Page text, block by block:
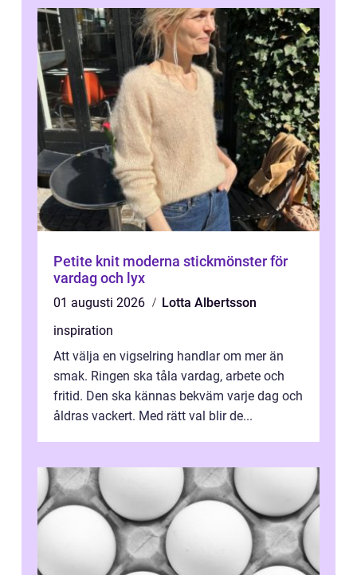
Petite knit moderna stickmönster för
vardag och lyx
01 augusti 2026
Lotta Albertsson
inspiration
Att välja en vigselring handlar om mer än
smak. Ringen ska tåla vardag, arbete och
fritid. Den ska kännas bekväm varje dag och
åldras vackert. Med rätt val blir de...